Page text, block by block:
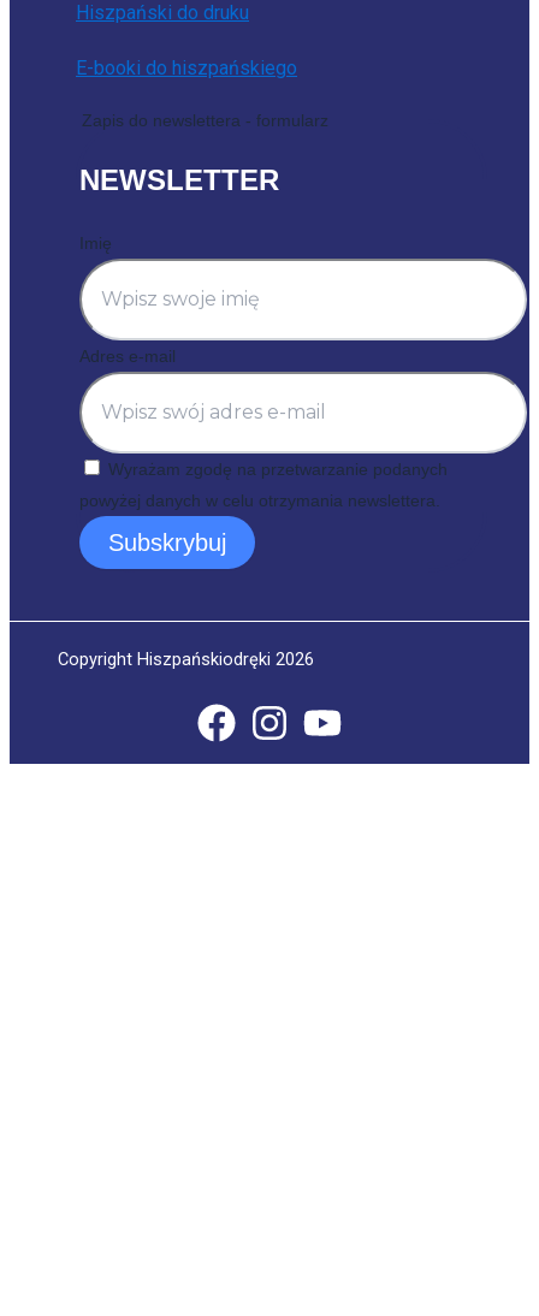
Hiszpański do druku
E-booki do hiszpańskiego
Zapis do newslettera - formularz
NEWSLETTER
Imię
Adres e-mail
Wyrażam zgodę na przetwarzanie podanych
powyżej danych w celu otrzymania newslettera.
Subskrybuj
Copyright Hiszpańskiodręki 2026